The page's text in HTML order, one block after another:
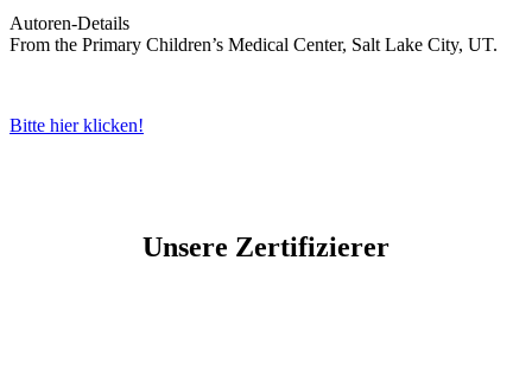
Autoren-Details
From the Primary Children’s Medical Center, Salt Lake City, UT.
Bitte hier klicken!
Unsere Zertifizierer